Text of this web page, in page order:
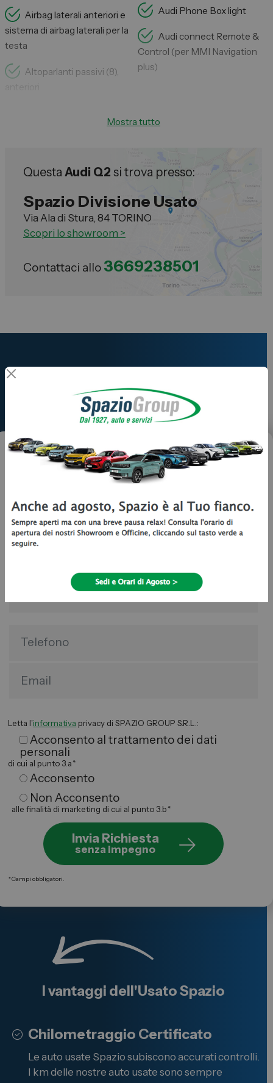
Airbag laterali anteriori e
sistema di airbag laterali per la
testa
Altoparlanti passivi (8),
Audi Phone Box light
Audi connect Remote &
Control (per MMI Navigation
plus)
Mostra tutto
Questa Audi Q2 si trova presso:
Spazio Divisione Usato
Via Ala di Stura, 84 TORINO
Scopri lo showroom >
Contattaci allo 3669238501
Sei interessato a questa
Offerta?
Ricevere informazioni
Prenotare un test drive
Hai un usato da permutare? Clicca qui!
Letta l'informativa privacy di SPAZIO GROUP S.R.L.:
Acconsento al trattamento dei dati
personali
di cui al punto 3.a*
Acconsento
Non Acconsento
alle finalità di marketing di cui al punto 3.b*
Invia Richiesta
senza impegno
*Campi obbligatori.
I vantaggi dell'UsatoSpazio
Chilometraggio Certificato
Le auto usate Spazio subiscono accurati controlli.
I km delle nostre auto usate sono sempre